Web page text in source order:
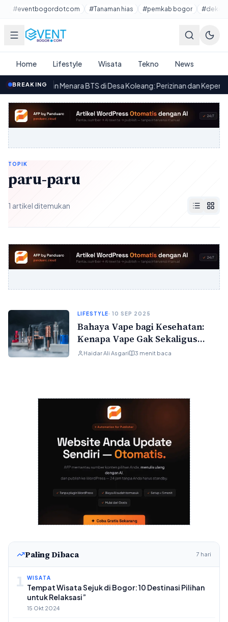
Lewati ke konten utama
#eventbogordotcom #Tanaman hias #pemkab bogor
Home Lifestyle Wisata Tekno News
BREAKINGMenara BTS di Desa Koleang: Perizinan dan
TOPIK
paru-paru
1 artikel ditemukan
LIFESTYLE· 10 SEP 2025
Bahaya Vape bagi Kesehatan:
Kenapa Vape Gak Sekaligus
“Aman”
Haidar Ali Asgari 3 menit baca
Paling Dibaca 7 hari
1 WISATA
Tempat Wisata Sejuk di Bogor: 10 Destinasi Pilihan
untuk Relaksasi”
15 Okt 2024